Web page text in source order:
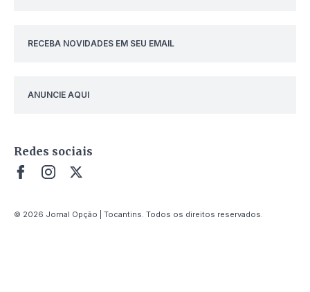
RECEBA NOVIDADES EM SEU EMAIL
ANUNCIE AQUI
Redes sociais
© 2026 Jornal Opção | Tocantins. Todos os direitos reservados.